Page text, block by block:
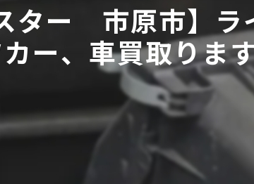
ター 市原市】ラ
ー、車買取りま